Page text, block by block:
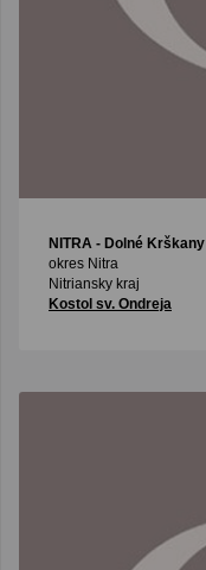
NITRA - Dolné Krškany
okres Nitra
Nitriansky kraj
Kostol sv. Ondreja